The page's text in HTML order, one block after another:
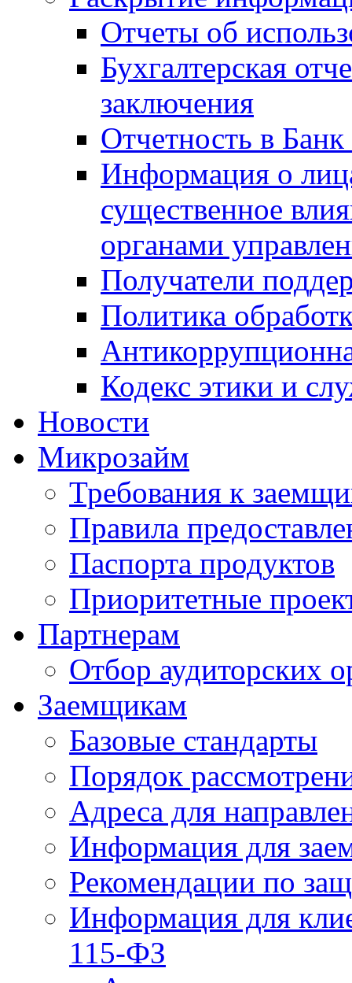
Отчеты об
Бухгалтерская
заключения
Отчетность в
Информация о
существенное
органами
Получатели
Политика
Кодекс этики и
Новости
Микрозайм
Требования к
Правила
Паспорта продуктов
Приоритетные
Партнерам
Отбор аудиторских
Заемщикам
Базовые стандарты
Порядок
Адреса для
Информация для
Рекомендации по
Информация для
115-ФЗ